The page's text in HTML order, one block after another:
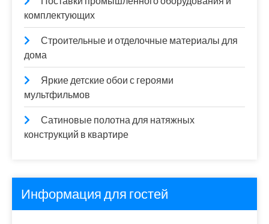
комплектующих
Строительные и отделочные материалы для
дома
Яркие детские обои с героями
мультфильмов
Сатиновые полотна для натяжных
конструкций в квартире
Информация для гостей